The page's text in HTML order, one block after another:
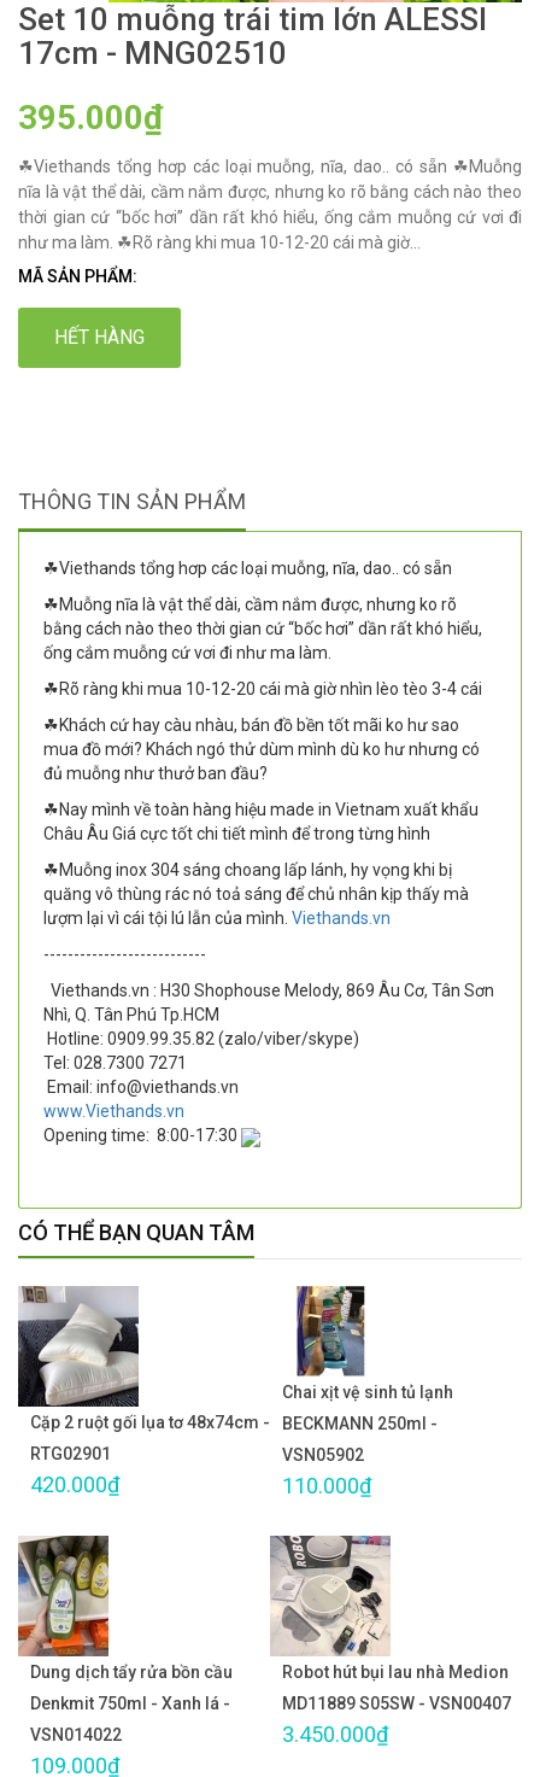
Set 10 muỗng trái tim lớn ALESSI
17cm - MNG02510
395.000₫
☘Viethands tổng hơp các loại muỗng, nĩa, dao.. có sẵn ☘Muỗng
nĩa là vật thể dài, cầm nắm được, nhưng ko rõ bằng cách nào theo
thời gian cứ “bốc hơi” dần rất khó hiểu, ống cắm muỗng cứ vơi đi
như ma làm. ☘Rõ ràng khi mua 10-12-20 cái mà giờ...
MÃ SẢN PHẨM:
HẾT HÀNG
THÔNG TIN SẢN PHẨM
☘Viethands tổng hơp các loại muỗng, nĩa, dao.. có sẵn
☘Muỗng nĩa là vật thể dài, cầm nắm được, nhưng ko rõ
bằng cách nào theo thời gian cứ “bốc hơi” dần rất khó hiểu,
ống cắm muỗng cứ vơi đi như ma làm.
☘Rõ ràng khi mua 10-12-20 cái mà giờ nhìn lèo tèo 3-4 cái
☘Khách cứ hay càu nhàu, bán đồ bền tốt mãi ko hư sao
mua đồ mới? Khách ngó thử dùm mình dù ko hư nhưng có
đủ muỗng như thưở ban đầu?
☘Nay mình về toàn hàng hiệu made in Vietnam xuất khẩu
Châu Âu Giá cực tốt chi tiết mình để trong từng hình
☘Muỗng inox 304 sáng choang lấp lánh, hy vọng khi bị
quăng vô thùng rác nó toả sáng để chủ nhân kịp thấy mà
lượm lại vì cái tội lú lẫn của mình. Viethands.vn
---------------------------
Viethands.vn : H30 Shophouse Melody, 869 Âu Cơ, Tân Sơn
Nhì, Q. Tân Phú Tp.HCM
Hotline: 0909.99.35.82 (zalo/viber/skype)
Tel: 028.7300 7271
Email: info@viethands.vn
www.Viethands.vn
Opening time: 8:00-17:30
CÓ THỂ BẠN QUAN TÂM
Cặp 2 ruột gối lụa tơ 48x74cm -
RTG02901
420.000₫
Chai xịt vệ sinh tủ lạnh
BECKMANN 250ml -
VSN05902
110.000₫
Dung dịch tẩy rửa bồn cầu
Denkmit 750ml - Xanh lá -
VSN014022
109.000₫
Robot hút bụi lau nhà Medion
MD11889 S05SW - VSN00407
3.450.000₫